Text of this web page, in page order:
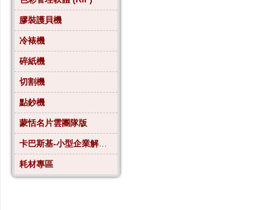
膠裝護貝機
冷裱機
碎紙機
切割機
點鈔機
蒙恬名片雲團隊版
卡巴斯基-小型企業解決方案4
耗材專區